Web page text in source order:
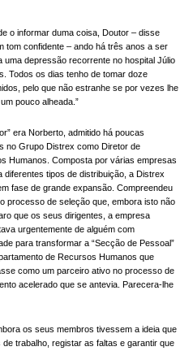
o informar duma coisa, Doutor – disse
tom confidente – ando há três anos a ser
uma depressão recorrente no hospital Júlio
Todos os dias tenho de tomar doze
pelo que não estranhe se por vezes lhe
pouco alheada.”
era Norberto, admitido há poucas
no Grupo Distrex como Diretor de
Humanos. Composta por várias empresas
diferentes tipos de distribuição, a Distrex
fase de grande expansão. Compreendeu
processo de seleção que, embora isto não
que os seus dirigentes, a empresa
urgentemente de alguém com
para transformar a “Secção de Pessoal”
de Recursos Humanos que
como um parceiro ativo no processo de
acelerado que se antevia. Parecera-lhe
os seus membros tivessem a ideia que
trabalho, registar as faltas e garantir que